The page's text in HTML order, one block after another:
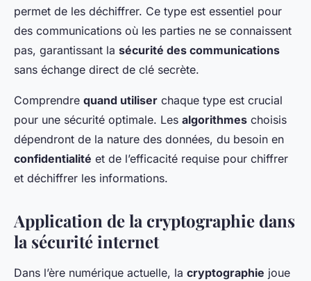
permet de les déchiffrer. Ce type est essentiel pour
des communications où les parties ne se connaissent
pas, garantissant la sécurité des communications
sans échange direct de clé secrète.
Comprendre quand utiliser chaque type est crucial
pour une sécurité optimale. Les algorithmes choisis
dépendront de la nature des données, du besoin en
confidentialité et de l’efficacité requise pour chiffrer
et déchiffrer les informations.
Application de la cryptographie dans
la sécurité internet
Dans l’ère numérique actuelle, la cryptographie joue